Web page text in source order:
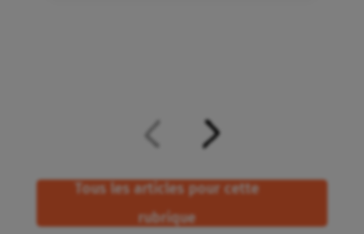
Tous les articles pour cette
rubrique